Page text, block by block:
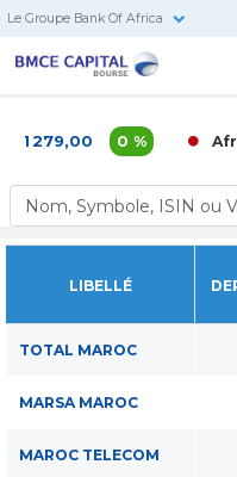
Le Groupe Bank Of Africa
1 279,00 0 %
LIBELLÉ
TOTAL MAROC
MARSA MAROC
MAROC TELECOM